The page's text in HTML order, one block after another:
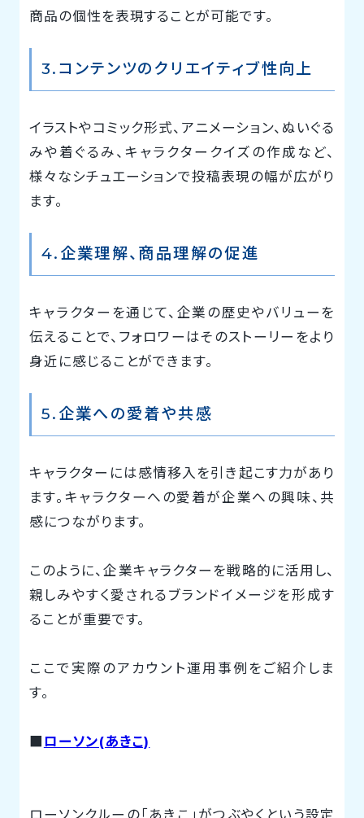
商品の個性を表現することが可能です。
3.コンテンツのクリエイティブ性向上
イラストやコミック形式、アニメーション、ぬいぐる
みや着ぐるみ、キャラクタークイズの作成など、
様々なシチュエーションで投稿表現の幅が広がり
ます。
4.企業理解、商品理解の促進
キャラクターを通じて、企業の歴史やバリューを
伝えることで、フォロワーはそのストーリーをより
身近に感じることができます。
5.企業への愛着や共感
キャラクターには感情移入を引き起こす力があり
ます。キャラクターへの愛着が企業への興味、共
感につながります。
このように、企業キャラクターを戦略的に活用し、
親しみやすく愛されるブランドイメージを形成す
ることが重要です。
ここで実際のアカウント運用事例をご紹介しま
す。
■ ローソン(あきこ)
ローソンクルーの「あきこ」がつぶやくという設定